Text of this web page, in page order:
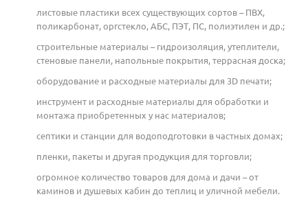
листовые пластики всех существующих сортов – ПВХ,
поликарбонат, оргстекло, АБС, ПЭТ, ПС, полиэтилен и др.;
строительные материалы – гидроизоляция, утеплители,
стеновые панели, напольные покрытия, террасная доска;
оборудование и расходные материалы для 3D печати;
инструмент и расходные материалы для обработки и
монтажа приобретенных у нас материалов;
септики и станции для водоподготовки в частных домах;
пленки, пакеты и другая продукция для торговли;
огромное количество товаров для дома и дачи – от
каминов и душевых кабин до теплиц и уличной мебели.